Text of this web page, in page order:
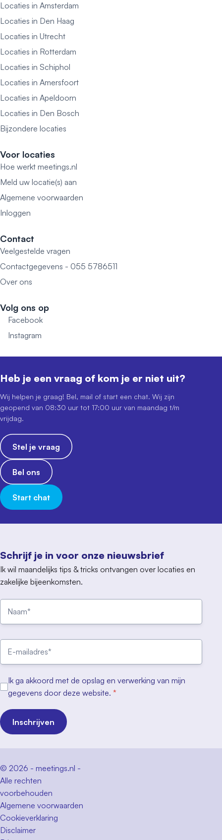
Locaties in Amsterdam
Locaties in Den Haag
Locaties in Utrecht
Locaties in Rotterdam
Locaties in Schiphol
Locaties in Amersfoort
Locaties in Apeldoorn
Locaties in Den Bosch
Bijzondere locaties
Voor locaties
Hoe werkt meetings.nl
Meld uw locatie(s) aan
Algemene voorwaarden
Inloggen
Contact
Veelgestelde vragen
Contactgegevens - 055 5786511
Over ons
Volg ons op
Facebook
Instagram
Schrijf je in voor onze nieuwsbrief
Ik wil maandelijks tips & tricks ontvangen over locaties en
zakelijke bijeenkomsten.
Ik ga akkoord met de opslag en verwerking van mijn
gegevens door deze website. *
Inschrijven
Heb je een vraag of kom je er niet uit?
Wij helpen je graag! Bel, mail of start een chat. Wij zijn
geopend van 08:30 uur tot 17:00 uur van maandag t/m
vrijdag.
Stel je vraag
Bel ons
Start chat
© 2026 - meetings.nl -
Alle rechten
voorbehouden
Algemene voorwaarden
Cookieverklaring
Disclaimer